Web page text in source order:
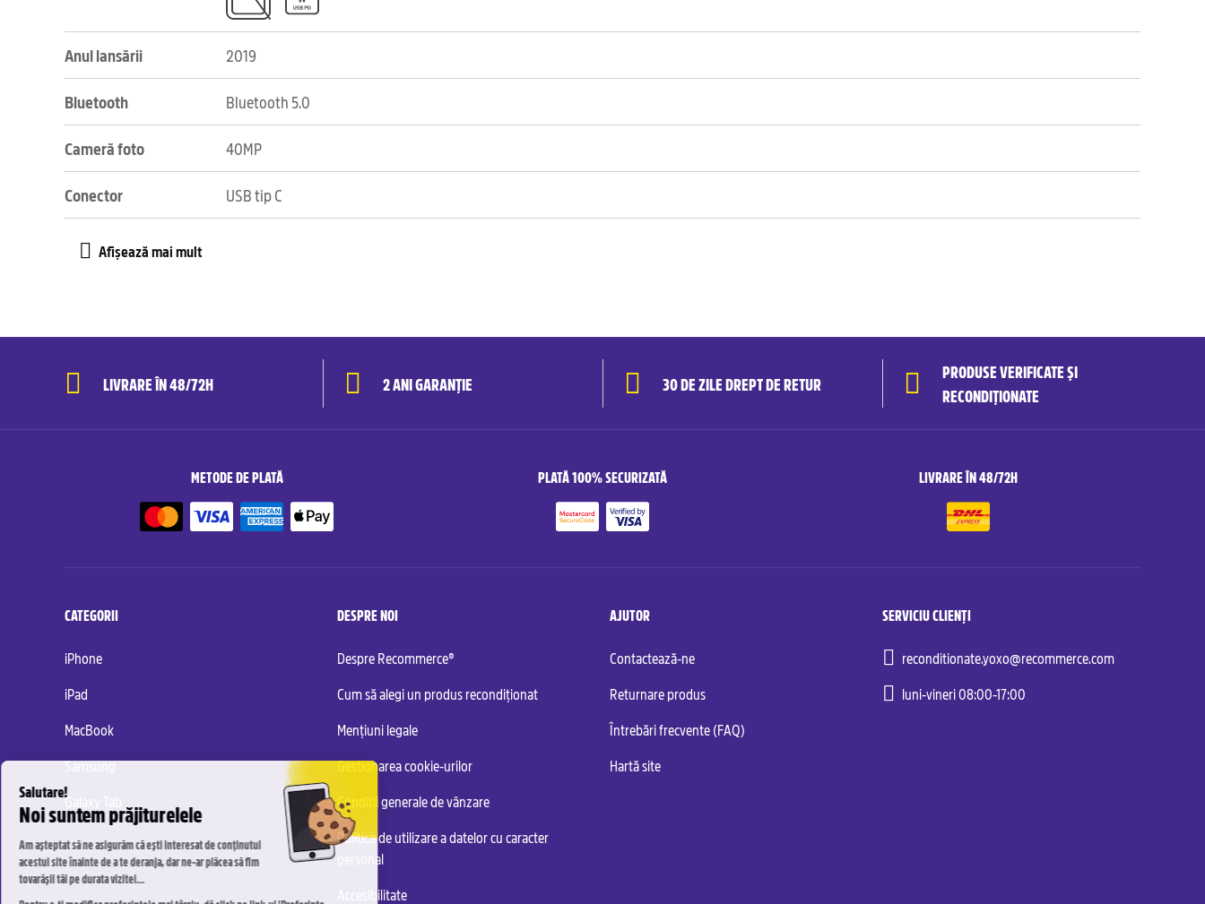
Anul lansării 2019
Bluetooth Bluetooth 5.0
Cameră foto 40MP
Conector USB tip C
LIVRARE ÎN 48/72H 2 ANI GARANȚIE 30 DE ZILE DREPT DE RETUR
PRODUSE VERIFICATE ȘI
RECONDIȚIONATE
METODE DE PLATĂ PLATĂ 100% SECURIZATĂ LIVRARE ÎN 48/72H
CATEGORII
iPhone
iPad
MacBook
Samsung
Galaxy Tab
DESPRE NOI
Despre Recommerce®
Cum să alegi un produs recondiționat
Mențiuni legale
Gestionarea cookie-urilor
Condiții generale de vânzare
Politica de utilizare a datelor cu caracter
personal
Accesibilitate
AJUTOR
Contactează-ne
Returnare produs
Întrebări frecvente (FAQ)
Hartă site
SERVICIU CLIENȚI
reconditionate.yoxo@recommerce.com
luni-vineri 08:00-17:00